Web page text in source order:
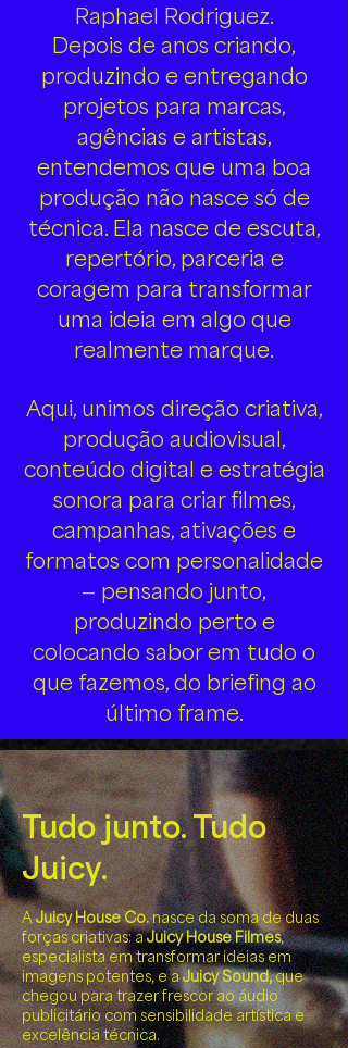
Raphael Rodriguez.
Depois de anos criando,
produzindo e entregando
projetos para marcas,
agências e artistas,
entendemos que uma boa
produção não nasce só de
técnica. Ela nasce de escuta,
repertório, parceria e
coragem para transformar
uma ideia em algo que
realmente marque.
Aqui, unimos direção criativa,
produção audiovisual,
conteúdo digital e estratégia
sonora para criar filmes,
campanhas, ativações e
formatos com personalidade
— pensando junto,
produzindo perto e
colocando sabor em tudo o
que fazemos, do briefing ao
último frame.
Tudo junto. Tudo
Juicy.
AJuicy House Co.nasce da soma de duas
forças criativas: aJuicy House Filmes,
especialista em transformar ideias em
imagens potentes, e aJuicy Sound,que
chegou para trazer frescor ao áudio
publicitário com sensibilidade artística e
excelência técnica.